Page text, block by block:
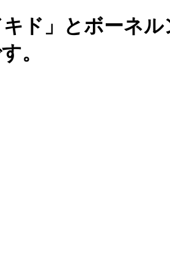
ド」とボーネ
。